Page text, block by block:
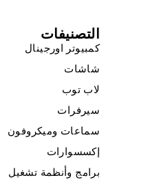
التصنيفات
كمبيوتر اورجينال
شاشات
لاب توب
سيرفرات
سماعات وميكروفون
إكسسوارات
برامج وأنظمة تشغيل